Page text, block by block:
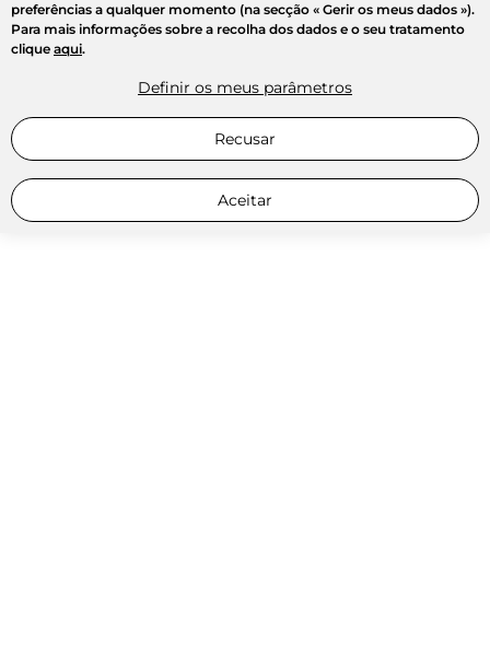
preferências a qualquer momento (na secção « Gerir os meus dados »).
Para mais informações sobre a recolha dos dados e o seu tratamento
clique aqui.
Definir os meus parâmetros
Recusar
Aceitar